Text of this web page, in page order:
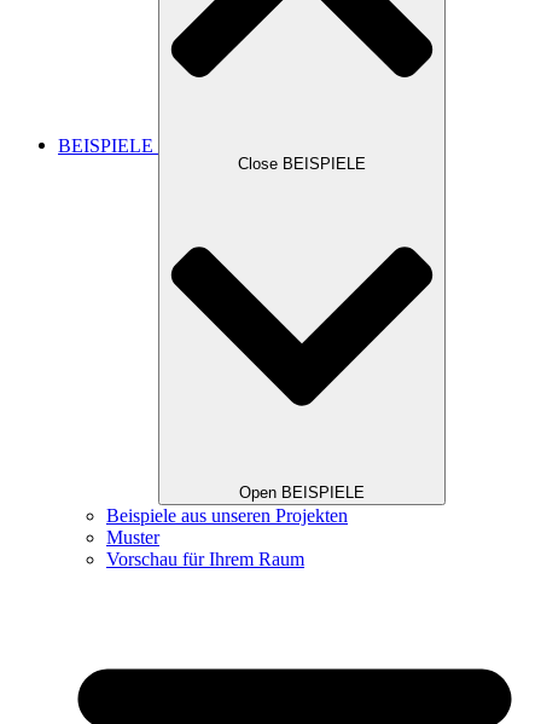
BEISPIELE
Close BEISPIELE
Open BEISPIELE
Beispiele aus unseren Projekten
Muster
Vorschau für Ihrem Raum